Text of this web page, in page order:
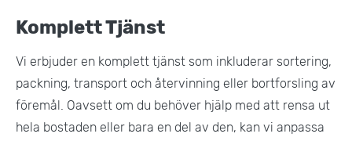
Komplett Tjänst
Vi erbjuder en komplett tjänst som inkluderar sortering,
packning, transport och återvinning eller bortforsling av
föremål. Oavsett om du behöver hjälp med att rensa ut
hela bostaden eller bara en del av den, kan vi anpassa